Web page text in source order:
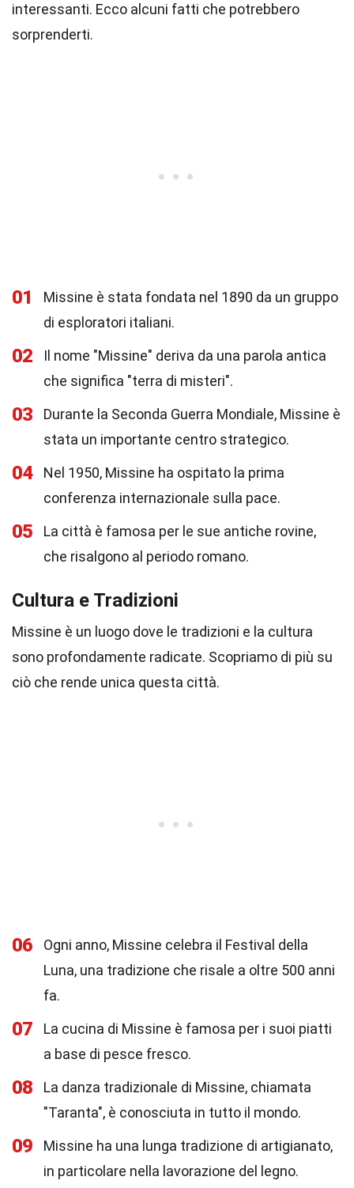
interessanti. Ecco alcuni fatti che potrebbero
sorprenderti.
01
Missine è stata fondata nel 1890 da un gruppo
di esploratori italiani.
02
Il nome "Missine" deriva da una parola antica
che significa "terra di misteri".
03
Durante la Seconda Guerra Mondiale, Missine è
stata un importante centro strategico.
04
Nel 1950, Missine ha ospitato la prima
conferenza internazionale sulla pace.
05
La città è famosa per le sue antiche rovine,
che risalgono al periodo romano.
Cultura e Tradizioni
Missine è un luogo dove le tradizioni e la cultura
sono profondamente radicate. Scopriamo di più su
ciò che rende unica questa città.
06
Ogni anno, Missine celebra il Festival della
Luna, una tradizione che risale a oltre 500 anni
fa.
07
La cucina di Missine è famosa per i suoi piatti
a base di pesce fresco.
08
La danza tradizionale di Missine, chiamata
"Taranta", è conosciuta in tutto il mondo.
09
Missine ha una lunga tradizione di artigianato,
in particolare nella lavorazione del legno.